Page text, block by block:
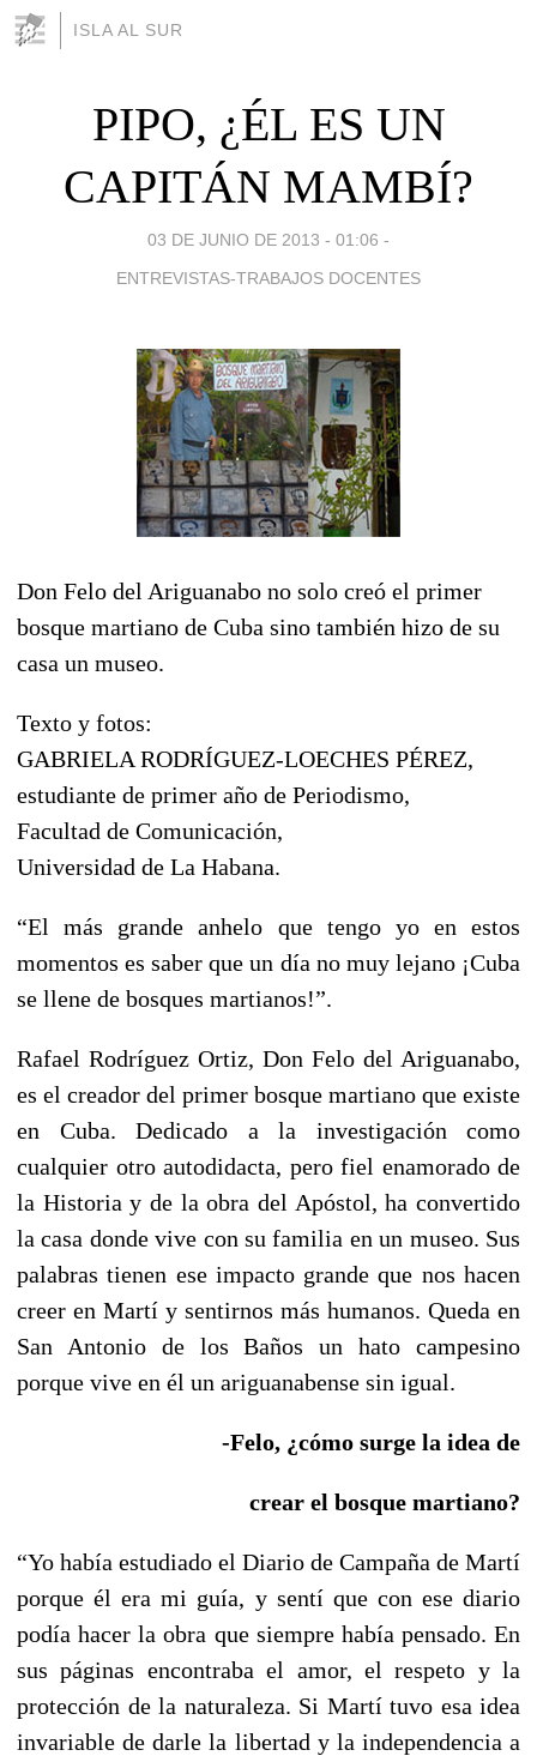
ISLA AL SUR
PIPO, ¿ÉL ES UN
CAPITÁN MAMBÍ?
03 DE JUNIO DE 2013 - 01:06 -
ENTREVISTAS-TRABAJOS DOCENTES
Don Felo del Ariguanabo no solo creó el primer
bosque martiano de Cuba sino también hizo de su
casa un museo.
Texto y fotos:
GABRIELA RODRÍGUEZ-LOECHES PÉREZ,
estudiante de primer año de Periodismo,
Facultad de Comunicación,
Universidad de La Habana.
“El más grande anhelo que tengo yo en estos
momentos es saber que un día no muy lejano ¡Cuba
se llene de bosques martianos!”.
Rafael Rodríguez Ortiz, Don Felo del Ariguanabo,
es el creador del primer bosque martiano que existe
en Cuba. Dedicado a la investigación como
cualquier otro autodidacta, pero fiel enamorado de
la Historia y de la obra del Apóstol, ha convertido
la casa donde vive con su familia en un museo. Sus
palabras tienen ese impacto grande que nos hacen
creer en Martí y sentirnos más humanos. Queda en
San Antonio de los Baños un hato campesino
porque vive en él un ariguanabense sin igual.
-Felo, ¿cómo surge la idea de
crear el bosque martiano?
“Yo había estudiado el Diario de Campaña de Martí
porque él era mi guía, y sentí que con ese diario
podía hacer la obra que siempre había pensado. En
sus páginas encontraba el amor, el respeto y la
protección de la naturaleza. Si Martí tuvo esa idea
invariable de darle la libertad y la independencia a